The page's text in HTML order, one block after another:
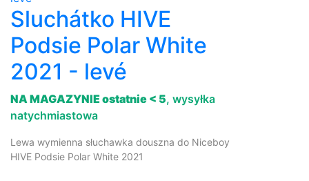
Sluchátko HIVE
Podsie Polar White
2021 - levé
NA MAGAZYNIE ostatnie < 5, wysyłka
natychmiastowa
Lewa wymienna słuchawka douszna do Niceboy
HIVE Podsie Polar White 2021